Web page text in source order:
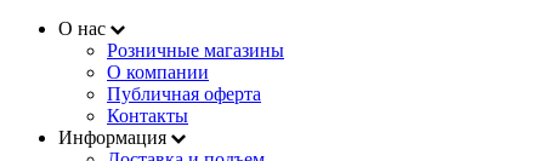
О нас
Розничные магазины
О компании
Публичная оферта
Контакты
Информация